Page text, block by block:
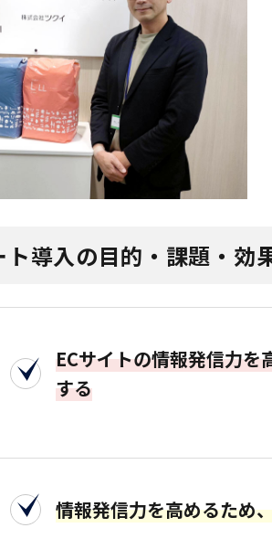
ト導入の目的・課題・効
ECサイトの情報発信力
する
情報発信力を高めるため